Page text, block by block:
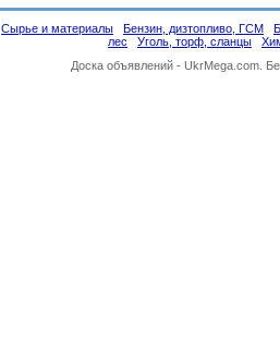
Сырье и материалы Бензин, дизтопливо, ГСМ
лес
Уголь, торф, сланцы
Доска объявлений - UkrMega.com.